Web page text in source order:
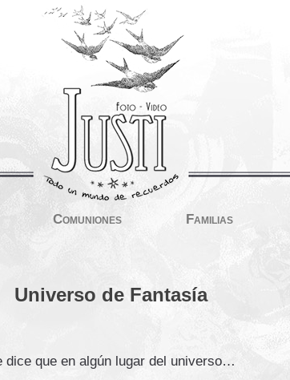
Comuniones Familias
Universo de Fantasía
dice que en algún lugar del universo…